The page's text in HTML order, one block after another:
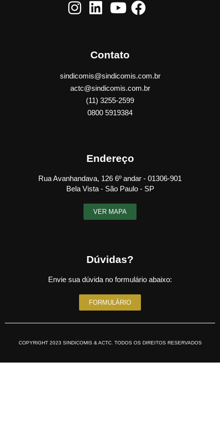
Contato
sindicomis@sindicomis.com.br
actc@sindicomis.com.br
(11) 3255-2599
0800 5919384
Endereço
Rua Avanhandava, 126 6º andar - 01306-901
Bela Vista - São Paulo - SP
VER MAPA
Dúvidas?
Envie sua dúvida no formulário abaixo:
FORMULÁRIO
COPYRIGHT 2023 SINDICOMIS & ACTC. TODOS OS DIREITOS RESERVADOS